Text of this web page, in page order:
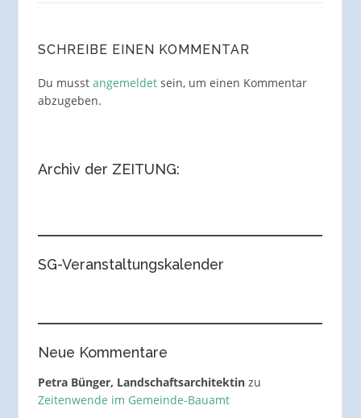
SCHREIBE EINEN KOMMENTAR
Du musst angemeldetsein, um einen Kommentar
abzugeben.
Archiv der ZEITUNG:
SG-Veranstaltungskalender
Neue Kommentare
Petra Bünger, Landschaftsarchitektinzu
Zeitenwende im Gemeinde-Bauamt